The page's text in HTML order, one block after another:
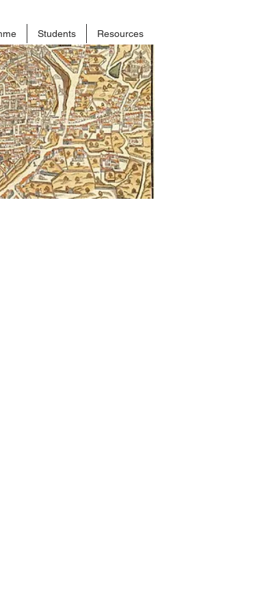
Students Resources